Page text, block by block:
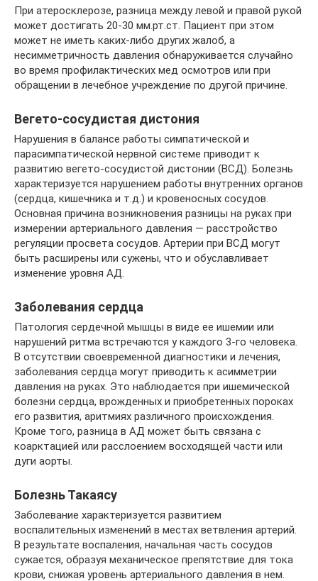
При атеросклерозе, разница между левой и правой рукой
может достигать 20-30 мм.рт.ст. Пациент при этом
может не иметь каких-либо других жалоб, а
несимметричность давления обнаруживается случайно
во время профилактических мед осмотров или при
обращении в лечебное учреждение по другой причине.
Вегето-сосудистая дистония
Нарушения в балансе работы симпатической и
парасимпатической нервной системе приводит к
развитию вегето-сосудистой дистонии (ВСД). Болезнь
характеризуется нарушением работы внутренних органов
(сердца, кишечника и т.д.) и кровеносных сосудов.
Основная причина возникновения разницы на руках при
измерении артериального давления — расстройство
регуляции просвета сосудов. Артерии при ВСД могут
быть расширены или сужены, что и обуславливает
изменение уровня АД.
Заболевания сердца
Патология сердечной мышцы в виде ее ишемии или
нарушений ритма встречаются у каждого 3-го человека.
В отсутствии своевременной диагностики и лечения,
заболевания сердца могут приводить к асимметрии
давления на руках. Это наблюдается при ишемической
болезни сердца, врожденных и приобретенных пороках
его развития, аритмиях различного происхождения.
Кроме того, разница в АД может быть связана с
коарктацией или расслоением восходящей части или
дуги аорты.
Болезнь Такаясу
Заболевание характеризуется развитием
воспалительных изменений в местах ветвления артерий.
В результате воспаления, начальная часть сосудов
сужается, образуя механическое препятствие для тока
крови, снижая уровень артериального давления в нем.